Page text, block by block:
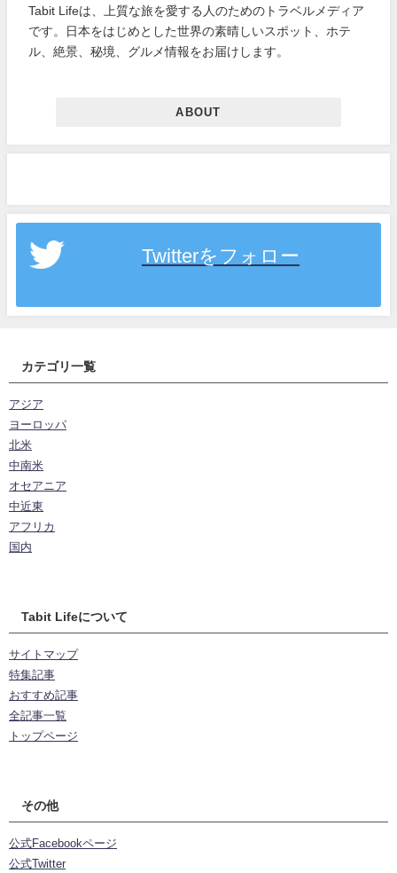
Tabit Lifeは、上質な旅を愛する人のためのトラベルメディア
です。日本をはじめとした世界の素晴しいスポット、ホテ
ル、絶景、秘境、グルメ情報をお届けします。
ABOUT
Twitterをフォロー
カテゴリ一覧
アジア
ヨーロッパ
北米
中南米
オセアニア
中近東
アフリカ
国内
Tabit Lifeについて
サイトマップ
特集記事
おすすめ記事
全記事一覧
トップページ
その他
公式Facebookページ
公式Twitter